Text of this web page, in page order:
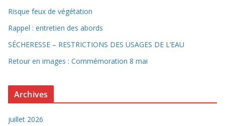
Risque feux de végétation
Rappel : entretien des abords
SÉCHERESSE – RESTRICTIONS DES USAGES DE L’EAU
Retour en images : Commémoration 8 mai
Archives
juillet 2026